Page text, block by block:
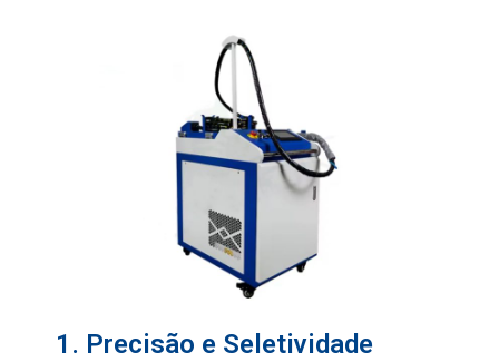
1. Precisão e Seletividade